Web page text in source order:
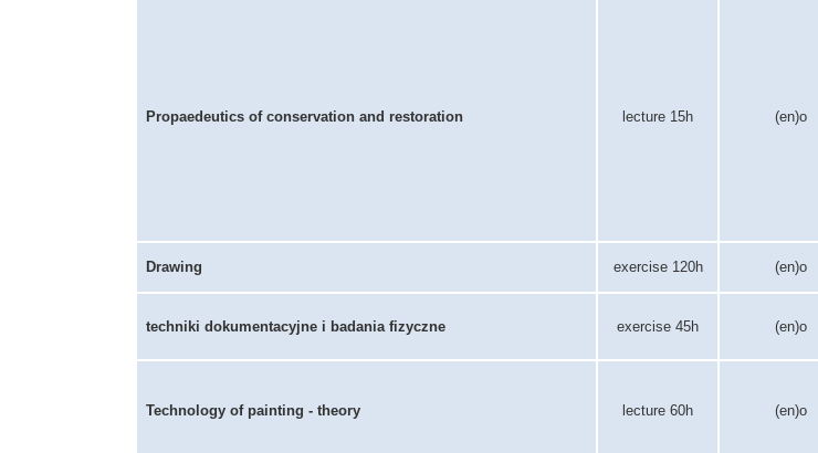
Propaedeutics of conservation and restoration lecture 15h (en)o
Drawing exercise 120h (en)o
techniki dokumentacyjne i badania fizyczne exercise 45h (en)o
Technology of painting - theory lecture 60h (en)o